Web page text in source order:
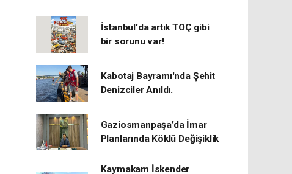
İstanbul'da artık TOÇ gibi
bir sorunu var!
Kabotaj Bayramı'nda Şehit
Denizciler Anıldı.
Gaziosmanpaşa’da İmar
Planlarında Köklü Değişiklik
Kaymakam İskender